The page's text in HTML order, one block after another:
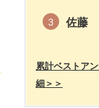
3 佐藤
累計ベストア
細＞＞